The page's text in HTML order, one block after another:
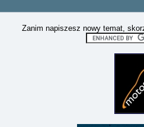
Zanim napiszesz nowy temat,